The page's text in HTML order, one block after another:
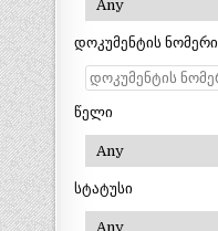
დოკუმენტის ნომერი
წელი
სტატუსი